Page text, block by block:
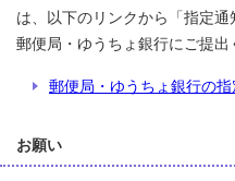
は、以下のリンクから「指定
郵便局・ゆうちょ銀行にご提出
郵便局・ゆうちょ銀行の
お願い